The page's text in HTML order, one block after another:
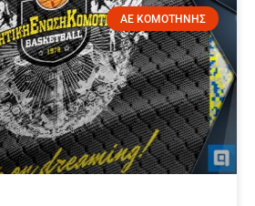
ΑΕ ΚΟΜΟΤΗΝΗΣ